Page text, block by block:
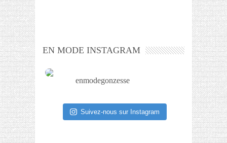
EN MODE INSTAGRAM
enmodegonzesse
Suivez-nous sur Instagram